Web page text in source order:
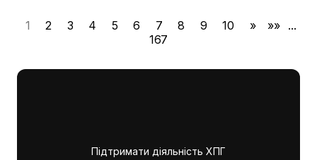
1 2 3 4 5 6 7 8 9 10 » »» ...
167
Підтримати діяльність ХПГ